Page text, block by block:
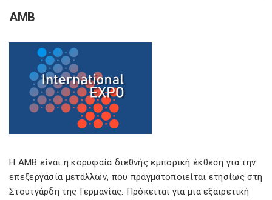
AMB
Η AMB είναι η κορυφαία διεθνής εμπορική έκθεση για την
επεξεργασία μετάλλων, που πραγματοποιείται ετησίως στη
Στουτγάρδη της Γερμανίας. Πρόκειται για μια εξαιρετική